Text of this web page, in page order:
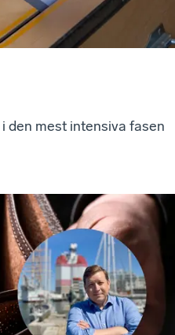
den mest intensiva fasen